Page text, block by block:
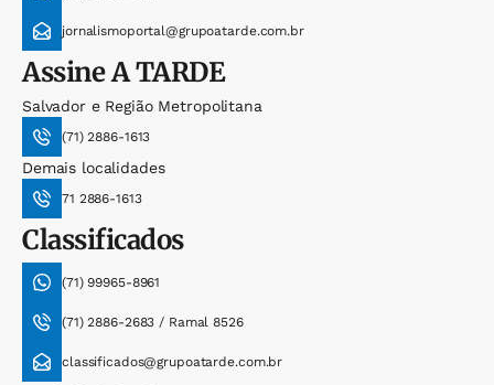
jornalismoportal@grupoatarde.com.br
AssineA TARDE
Salvador e Região Metropolitana
(71) 2886-1613
Demais localidades
71 2886-1613
Classificados
(71) 99965-8961
(71) 2886-2683 / Ramal 8526
classificados@grupoatarde.com.br